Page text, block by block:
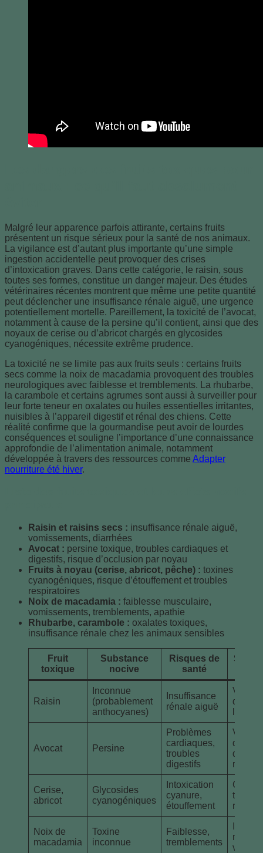
Malgré leur apparence parfois attirante, certains fruits
présentent un risque sérieux pour la santé de nos animaux.
La vigilance est d’autant plus importante qu’une simple
ingestion accidentelle peut provoquer des crises
d’intoxication graves. Dans cette catégorie, le raisin, sous
toutes ses formes, constitue un danger majeur. Des études
vétérinaires récentes montrent que même une petite quantité
peut déclencher une insuffisance rénale aiguë, une urgence
potentiellement mortelle. Pareillement, la toxicité de l’avocat,
notamment à cause de la persine qu’il contient, ainsi que des
noyaux de cerise ou d’abricot chargés en glycosides
cyanogéniques, nécessite extrême prudence.
La toxicité ne se limite pas aux fruits seuls : certains fruits
secs comme la noix de macadamia provoquent des troubles
neurologiques avec faiblesse et tremblements. La rhubarbe,
la carambole et certains agrumes sont aussi à surveiller pour
leur forte teneur en oxalates ou huiles essentielles irritantes,
nuisibles à l’appareil digestif et rénal des chiens. Cette
réalité confirme que la gourmandise peut avoir de lourdes
conséquences et souligne l’importance d’une connaissance
approfondie de l’alimentation animale, notamment
développée à travers des ressources comme Adapter
nourriture été hiver.
Raisin et raisins secs : insuffisance rénale aiguë,
vomissements, diarrhées
Avocat : persine toxique, troubles cardiaques et
digestifs, risque d’occlusion par noyau
Fruits à noyau (cerise, abricot, pêche) : toxines
cyanogéniques, risque d’étouffement et troubles
respiratoires
Noix de macadamia : faiblesse musculaire,
vomissements, tremblements, apathie
Rhubarbe, carambole : oxalates toxiques,
insuffisance rénale chez les animaux sensibles
Fruit
toxique
Substance
nocive
Risques de
santé
Raisin
Inconnue
(probablement
anthocyanes)
Insuffisance
rénale aiguë
Avocat Persine
Problèmes
cardiaques,
troubles
digestifs
Cerise,
abricot
Glycosides
cyanogéniques
Intoxication
cyanure,
étouffement
trouble
Noix de
macadamia
Toxine
inconnue
Faiblesse,
tremblements